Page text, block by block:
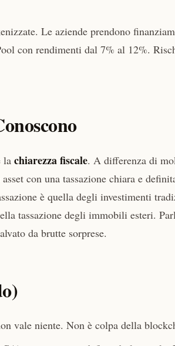
Le aziende prendono
con rendimenti dal 7% al 12%.
la chiarezza fiscale. A differenza di
con una tassazione chiara e
è quella degli investimenti
tassazione degli immobili esteri.
da brutte sorprese.
vale niente. Non è colpa della